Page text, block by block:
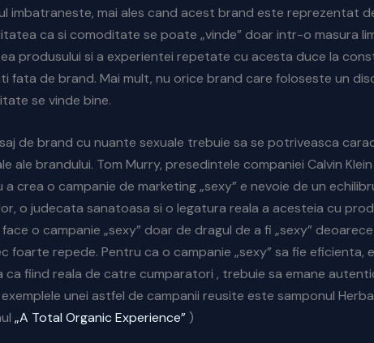
imbatraneste, mai ales cand acest brand este reprezentat
ca si comoditate se poate „vinde” doar intr-o masura
produsului si a experientei repetate cu acesta duce la
fata de brand. Mai mult, nu orice brand care foloseste un
se vinde bine.
de brand cu nuante sexuale trebuie sa se potriveasca
ale brandului. Tom Murry, presedintele companiei Calvin
crea o campanie de marketing „sexy” e nevoie de un
o judecata sanatoasa si o legatura reala a acesteia cu
o campanie „sexy” doar de dragul de a fi „sexy”
foarte repede. Pentru ca o campanie „sexy” sa fie eficienta,
ca fiind reala de catre cumparatori , trebuie sa emane
unei astfel de campanii reusite este samponul
„A Total Organic Experience”)